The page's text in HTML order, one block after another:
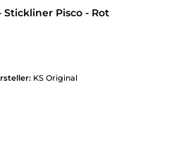
Stickliner Pisco - Rot
KS Original